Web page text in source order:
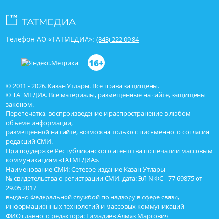
© 2011 - 2026. Казан Утлары. Все права защищены.
© ТАТМЕДИА. Все материалы, размещенные на сайте, защищены
законом.
Перепечатка, воспроизведение и распространение в любом
объеме информации,
размещенной на сайте, возможна только с письменного согласия
редакций СМИ.
При поддержке Республиканского агентства по печати и массовым
коммуникациям «ТАТМЕДИА».
Наименование СМИ: Сетевое издание Казан Утлары
№ свидетельства о регистрации СМИ, дата: ЭЛ N ФС - 77-69875 от
29.05.2017
выдано Федеральной службой по надзору в сфере связи,
информационных технологий и массовых коммуникаций
ФИО главного редактора: Гимадиев Алмаз Марсович
Телефон АО «ТАТМЕДИА»: (843) 222 09 84
16+